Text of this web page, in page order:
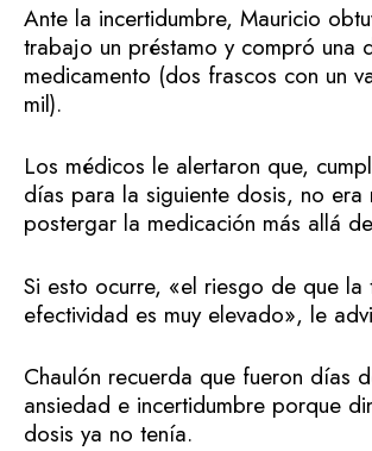
Ante la incertidumbre, Mauricio
trabajo un préstamo y compró una
medicamento (dos frascos con un
mil).
Los médicos le alertaron que,
días para la siguiente dosis, no era
postergar la medicación más allá
Si esto ocurre, «el riesgo de que
efectividad es muy elevado», le
Chaulón recuerda que fueron días
ansiedad e incertidumbre porque
dosis ya no tenía.